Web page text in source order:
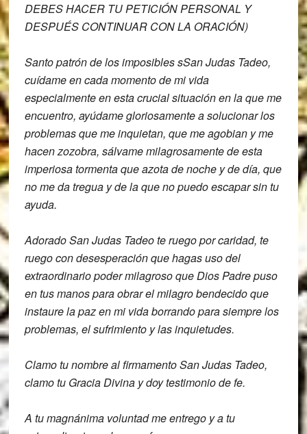
DEBES HACER TU PETICIÓN PERSONAL Y
DESPUÉS CONTINUAR CON LA ORACIÓN)
Santo patrón de los imposibles sSan Judas Tadeo,
cuídame en cada momento de mi vida
especialmente en esta crucial situaciónen la que me
encuentro, ayúdame gloriosamente a solucionar los
problemas que me inquietan, que meagobian y me
hacen zozobra, sálvame milagrosamente de esta
imperiosatormenta que azota de noche y de día, que
no meda tregua y de la que no puedo escapar sin tu
ayuda.
Adorado San Judas Tadeo te ruego porcaridad, te
ruego con desesperación quehagas uso del
extraordinario podermilagroso que Dios Padre puso
en tusmanos para obrar el milagro bendecidoque
instaure la paz en mi vidaborrando para siempre los
problemas, elsufrimiento y las inquietudes.
Clamo tu nombre al firmamento San Judas Tadeo,
clamo tu Gracia Divina y doy testimoniode fe.
A tu magnánima voluntad me entrego y a tu